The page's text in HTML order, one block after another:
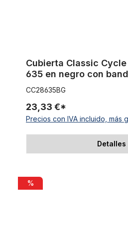
Cubierta Classic
635 en negro con
marrón claro de Gum
CC28635BG
23,33 €*
Precios con IVA incluido, más
Detalles
REVOLOOP.mtb 29 x 1,6-2,4
%